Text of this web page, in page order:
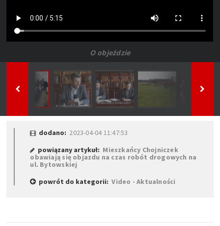
O objeździe
dodano: 2023-04-04 11:47:53
powiązany artykuł: Mieszkańcy Chojniczek
obawiają się objazdu na czas robót drogowych na
ul. Bytowskiej
powrót do kategorii:Video - Aktualności